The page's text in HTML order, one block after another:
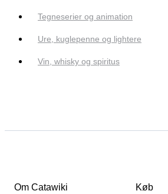
Tegneserier og animation
Ure, kuglepenne og lightere
Vin, whisky og spiritus
Om Catawiki Køb